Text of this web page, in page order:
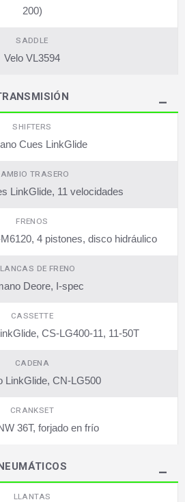
200)
SADDLE
Velo VL3594
SHIFTERS
Cues LinkGlide
TRASERO
LinkGlide, 11 velocidades
FRENOS
4 pistones, disco hidráulico
DE FRENO
Deore, I-spec
CASSETTE
CS-LG400-11, 11-50T
CADENA
LinkGlide, CN-LG500
CRANKSET
36T, forjado en frío
LLANTAS